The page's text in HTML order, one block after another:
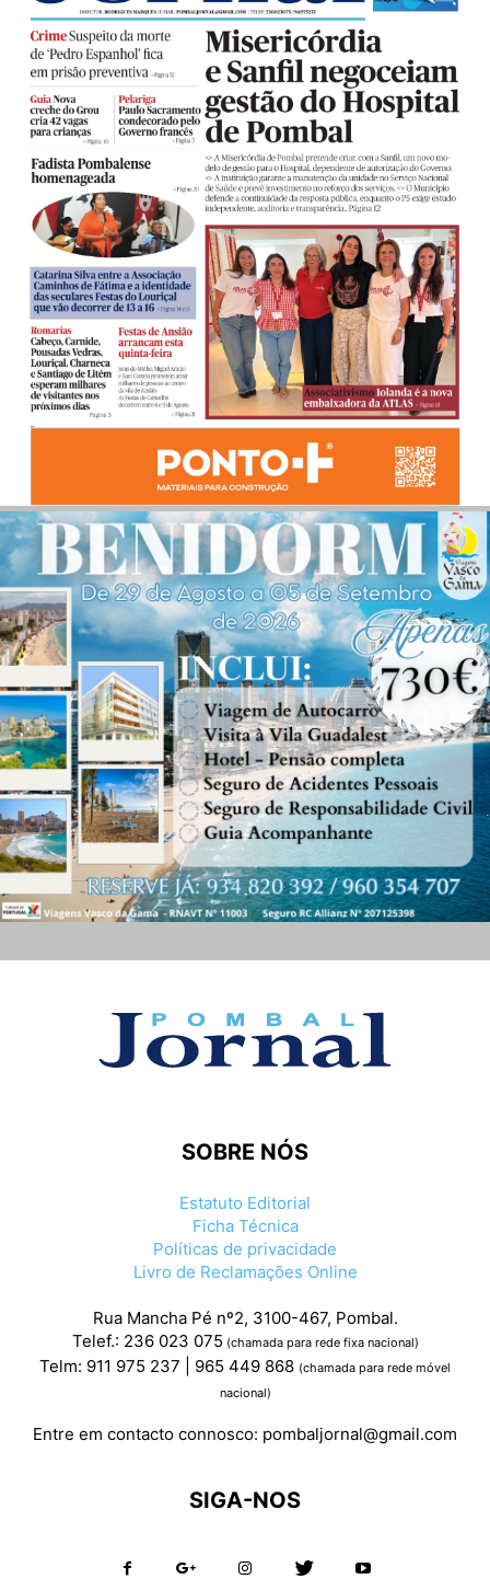
SOBRE NÓS
Estatuto Editorial
Ficha Técnica
Políticas de privacidade
Livro de Reclamações Online
Rua Mancha Pé nº2, 3100-467, Pombal.
Telef.: 236 023 075 (chamada para rede fixa nacional)
Telm: 911 975 237 | 965 449 868 (chamada para rede móvel
nacional)
Entre em contacto connosco: pombaljornal@gmail.com
SIGA-NOS